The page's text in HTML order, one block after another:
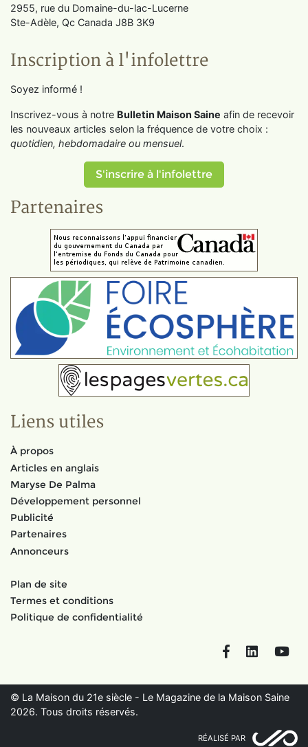
2955, rue du Domaine-du-lac-Lucerne
Ste-Adèle, Qc Canada J8B 3K9
Inscription à l'infolettre
Soyez informé !
Inscrivez-vous à notre Bulletin Maison Saine afin de recevoir
les nouveaux articles selon la fréquence de votre choix :
quotidien, hebdomadaire ou mensuel.
S'inscrire à l'infolettre
Partenaires
Liens utiles
À propos
Articles en anglais
Maryse De Palma
Développement personnel
Publicité
Partenaires
Annonceurs
Plan de site
Termes et conditions
Politique de confidentialité
FacebookLinkedIn
© La Maison du 21e siècle - Le Magazine de la Maison Saine
2026. Tous droits réservés.
RÉALISÉ PAR